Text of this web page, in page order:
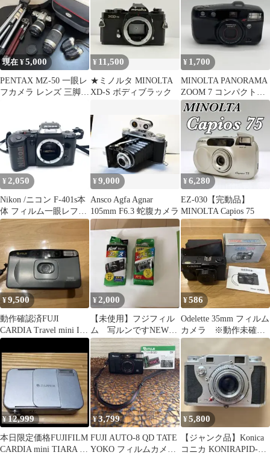
現在 ¥5,000
PENTAX MZ-50 一眼レ
フカメラ レンズ 三脚
¥ 11,500
★ミノルタ MINOLTA
XD-S ボディブラック
¥ 1,700
MINOLTA PANORAMA
ZOOM 7 コンパクトカ
メラ本体
¥ 2,050
Nikon /ニコン F-401s本
体 フィルム一眼レフカ
メラ
¥9,000
Ansco Agfa Agnar
105mm F6.3 蛇腹カメラ
¥6,280
EZ-030【完動品】
MINOLTA Capios 75
¥9,500
動作確認済FUJI
CARDIA Travel mini II
DUAL-P
¥2,000
【未使用】フジフィル
ム 写ルンですNEWエ
ースとスリムエース
¥586
Odelette 35mm フィルム
カメラ ※動作未確認
※未使用品
¥12,999
本日限定価格FUJIFILM
CARDIA mini TIARA 本
¥3,799
FUJI AUTO-8 QD TATE
YOKO フィルムカメラ
¥5,800
【ジャンク品】Konica
コニカ KONIRAPID-S